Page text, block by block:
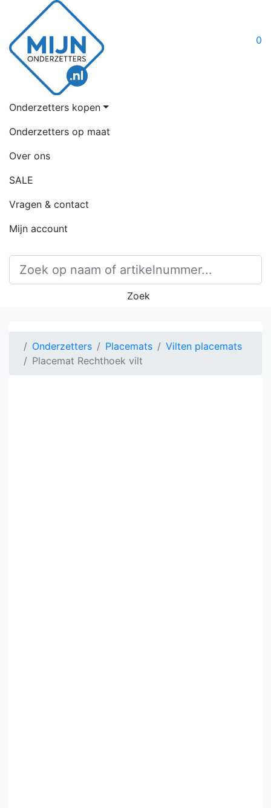
0
Onderzetters kopen
Onderzetters op maat
Over ons
SALE
Vragen & contact
Mijn account
Zoek
Onderzetters Placemats
Vilten placemats
Placemat Rechthoek vilt